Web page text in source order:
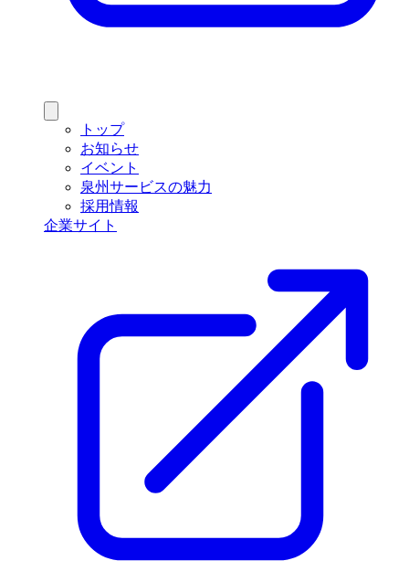
トップ
お知らせ
イベント
泉州サービスの魅力
採用情報
企業サイト